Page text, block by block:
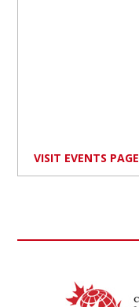
VISIT EVENTS PAGE